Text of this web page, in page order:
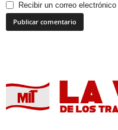
Recibir un correo